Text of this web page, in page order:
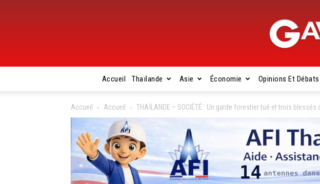
Accueil Thaïlande Asie Économie Opinions Et Débats
Accueil Accueil THAÏLANDE – SOCIÉTÉ : Un garde forestier tué et trois